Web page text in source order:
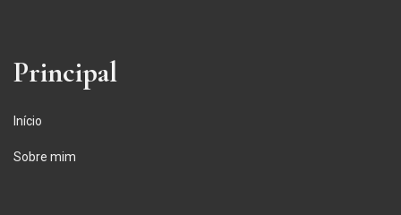
Principal
Início
Sobre mim